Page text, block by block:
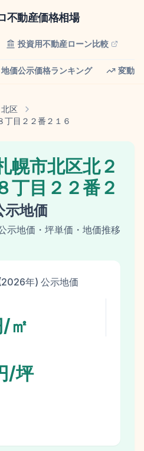
不動産価格相場
投資用不動産ローン比較
地価公示価格ランキング 変動
北区
丁目２２番２１６
幌市北区北２
丁目２２番２
示地価
示地価 ・坪単価・地価推移
2026年) 公示地価
㎡
/坪